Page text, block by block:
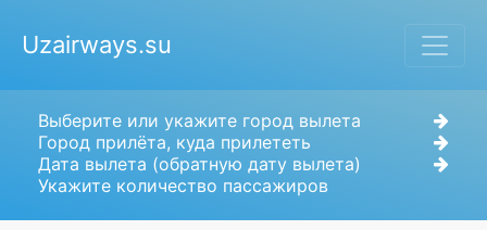
Uzairways.su
Выберите или укажите город вылета
Город прилёта, куда прилететь
Дата вылета (обратную дату вылета)
Укажите количество пассажиров